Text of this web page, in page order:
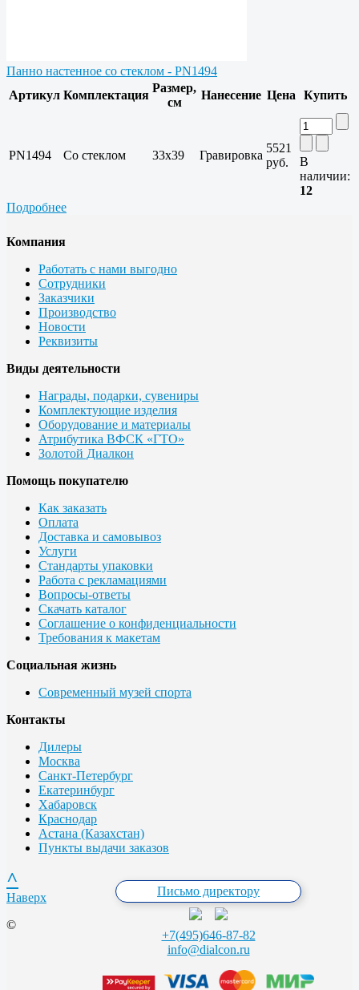
Панно настенное со стеклом - PN1494
Артикул Комплектация
Размер,
см
Нанесение Цена Купить
PN1494 Со стеклом 33х39 Гравировка
5521
руб.
В
наличии:
12
Подробнее
Компания
Работать с нами выгодно
Сотрудники
Заказчики
Производство
Новости
Реквизиты
Виды деятельности
Награды, подарки, сувениры
Комплектующие изделия
Оборудование и материалы
Атрибутика ВФСК «ГТО»
Золотой Диалкон
Помощь покупателю
Как заказать
Оплата
Доставка и самовывоз
Услуги
Стандарты упаковки
Работа с рекламациями
Вопросы-ответы
Скачать каталог
Соглашение о конфиденциальности
Требования к макетам
Социальная жизнь
Современный музей спорта
Контакты
Дилеры
Москва
Санкт-Петербург
Екатеринбург
Хабаровск
Краснодар
Астана (Казахстан)
Пункты выдачи заказов
Письмо директору
+7(495)646-87-82
info@dialcon.ru
^
Наверх
©